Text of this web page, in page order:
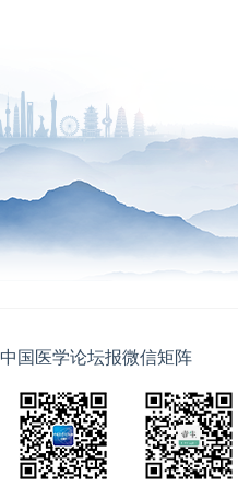
中国医学论坛报微信矩阵